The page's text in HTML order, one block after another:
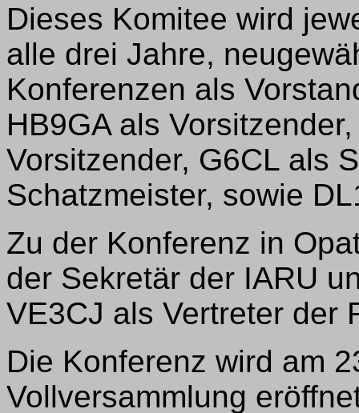
Dieses Komitee wird
alle drei Jahre,
Konferenzen als
HB9GA als
Vorsitzender, G6CL als
Schatzmeister, sowie
Zu der Konferenz in
der Sekretär der IARU
VE3CJ als Vertreter der
Die Konferenz wird am
Vollversammlung